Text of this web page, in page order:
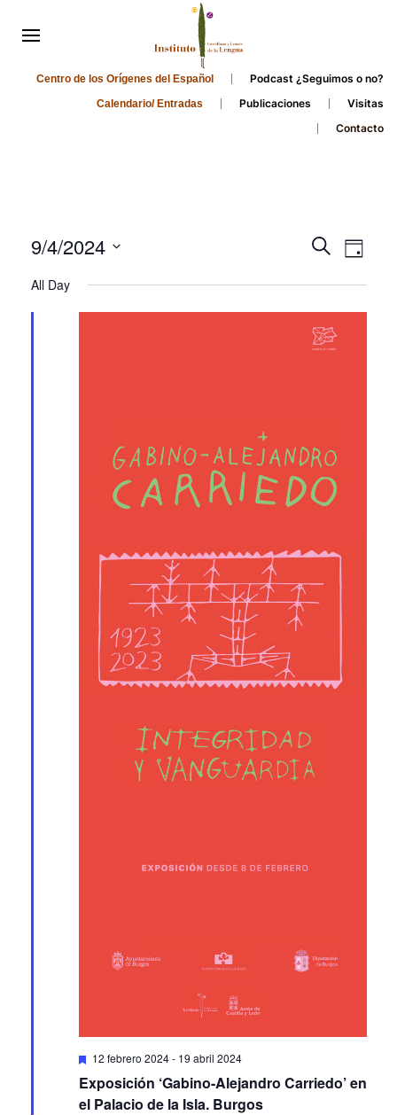
Centro de los Orígenes del Español Podcast ¿Seguimos o no?
Calendario/ Entradas Publicaciones
Visitas
Contacto
Events
and
Views
Search
Day
9/4/2024
date.
All Day
Featured
12 febrero 2024- 19 abril 2024
Exposición ‘Gabino-Alejandro Carriedo’ en
el Palacio de la Isla. Burgos